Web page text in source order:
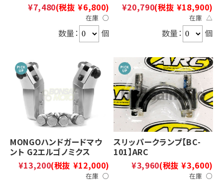
¥7,480(税抜 ¥6,800)
在庫 ○
数量： 個
¥20,790(税抜 ¥18,900)
在庫 △
数量： 個
MONGOハンドガードマウ
ント G2エルゴノミクス
¥13,200(税抜 ¥12,000)
在庫 ○
スリッパークランプ【BC-
101】ARC
¥3,960(税抜 ¥3,600)
在庫 ○